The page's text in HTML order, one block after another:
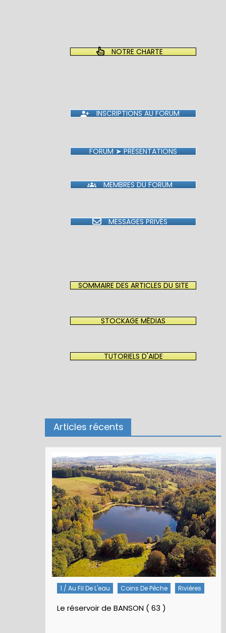
NOTRE CHARTE
INSCRIPTIONS AU FORUM
FORUM ➤ PRÉSENTATIONS
MEMBRES DU FORUM
MESSAGES PRIVÉS
SOMMAIRE DES ARTICLES DU SITE
STOCKAGE MÉDIAS
TUTORIELS D'AIDE
Articles récents
1 / Au Fil De L'eau Coins De Pêche Rivières
Le réservoir de BANSON ( 63 )